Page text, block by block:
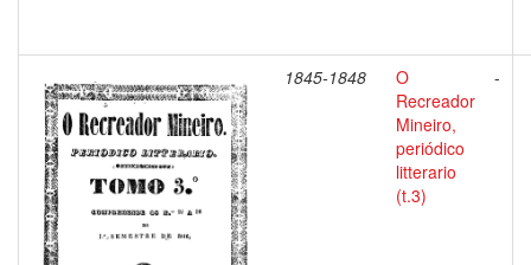
1845-1848
O
Recreador
Mineiro,
periódico
litterario
(t.3)
-